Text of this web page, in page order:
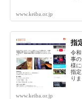
www.keiba.or.jp
指
令
事
様
指
り
www.keiba.or.jp